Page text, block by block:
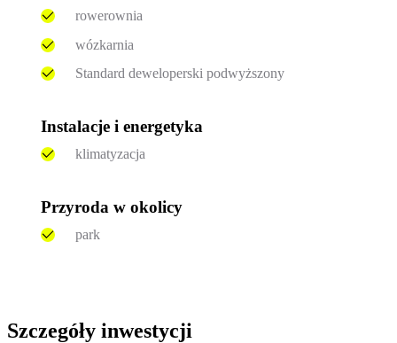
rowerownia
wózkarnia
Standard deweloperski podwyższony
Instalacje i energetyka
klimatyzacja
Przyroda w okolicy
park
Szczegóły inwestycji